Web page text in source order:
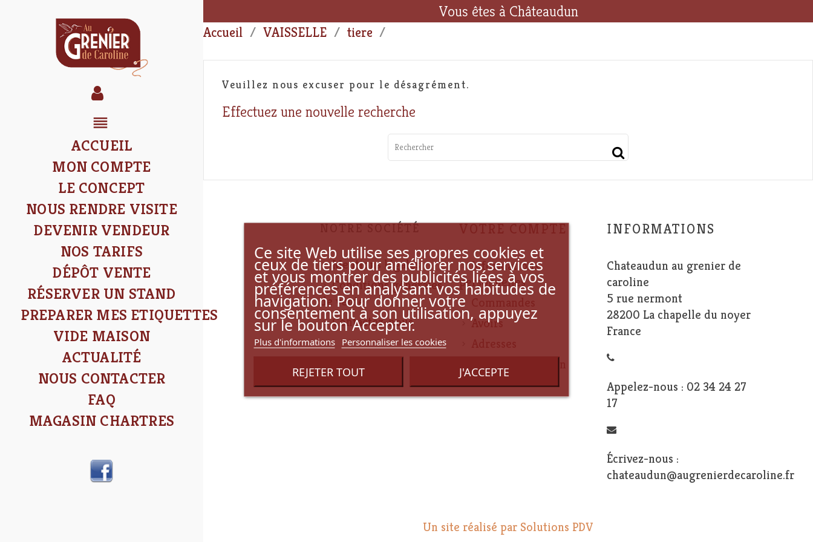
Ce site Web utilise ses propres cookies et
ceux de tiers pour améliorer nos services
et vous montrer des publicités liées à vos
préférences en analysant vos habitudes de
navigation. Pour donner votre
consentement à son utilisation, appuyez
sur le bouton Accepter.
Plus d'informations Personnaliser les cookies
REJETER TOUT J'ACCEPTE
reorder
ACCUEIL
MON COMPTE
LE CONCEPT
NOUS RENDRE VISITE
DEVENIR VENDEUR
NOS TARIFS
DÉPÔT VENTE
RÉSERVER UN STAND
PREPARER MES ETIQUETTES
VIDE MAISON
ACTUALITÉ
NOUS CONTACTER
FAQ
MAGASIN CHARTRES
Vous êtes à Châteaudun
Accueil VAISSELLE tiere
Veuillez nous excuser pour le désagrément.
Effectuez une nouvelle recherche
NOTRE SOCIÉTÉ
Mentions légales
Conditions générales
de vente
Contactez-nous
VOTRE COMPTE
Informations
personnelles
Avoirs
INFORMATIONS
Chateaudun au grenier de
caroline
5 rue nermont
28200 La chapelle du noyer
France
Appelez-nous : 02 34 24 27
17
Écrivez-nous :
chateaudun@augrenierdecaroline.fr
Un site réalisé par Solutions PDV